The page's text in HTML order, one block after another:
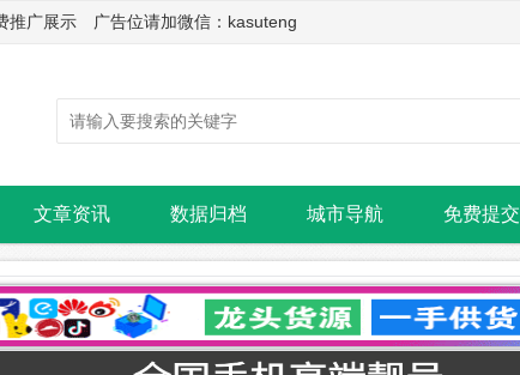
广展示 广告位请加微信：kasuteng
文章资讯 数据归档 城市导航 免费提交